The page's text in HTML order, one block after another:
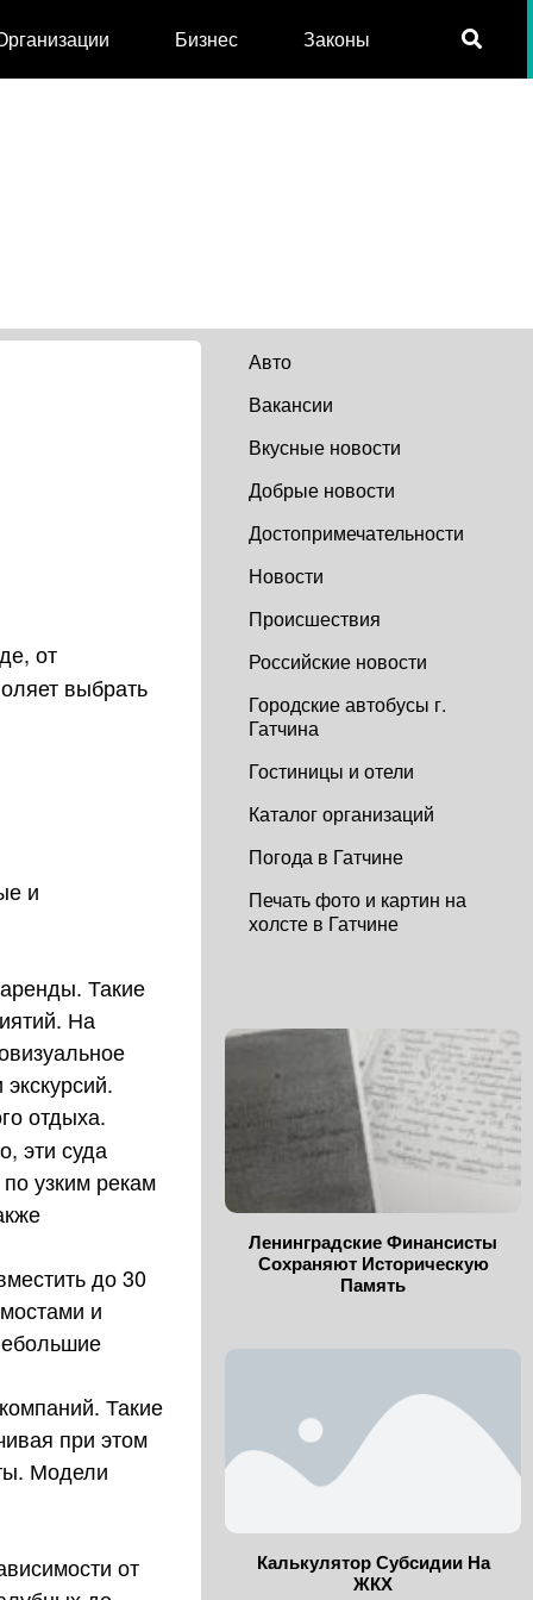
Бизнес Законы
от
выбрать
и
Такие
На
отдыха.
эти суда
узким рекам
до 30
и
Такие
при этом
Модели
от
Авто
Вакансии
Вкусные новости
Добрые новости
Достопримечательности
Новости
Происшествия
Российские новости
Городские автобусы г.
Гатчина
Гостиницы и отели
Каталог организаций
Погода в Гатчине
Печать фото и картин на
холсте в Гатчине
Ленинградские Финансисты
Сохраняют Историческую
Память
Калькулятор Субсидии На
ЖКХ